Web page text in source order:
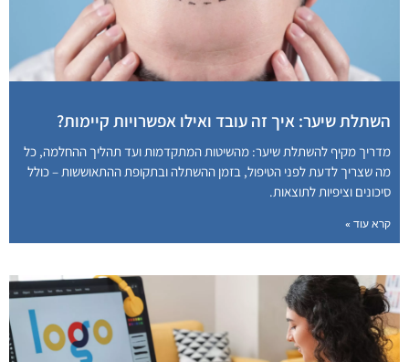
השתלת שיער: איך זה עובד ואילו אפשרויות קיימות?
מדריך מקיף להשתלת שיער: מהשיטות המתקדמות ועד תהליך ההחלמה, כל
מה שצריך לדעת לפני הטיפול, בזמן ההשתלה ובתקופת ההתאוששות – כולל
סיכונים וציפיות לתוצאות.
קרא עוד »